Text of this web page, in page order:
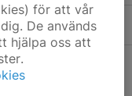
för att vår
De används
hjälpa oss att